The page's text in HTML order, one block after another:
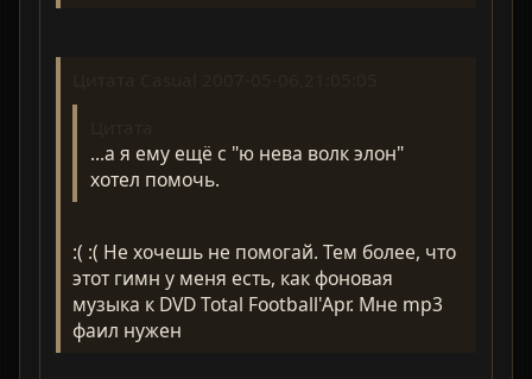
...а я ему ещё с "ю нева волк элон"
хотел помочь.
:( :( Не хочешь не помогай. Тем более, что
этот гимн у меня есть, как фоновая
музыка к DVD Total Football'Apr. Мне mp3
фаил нужен